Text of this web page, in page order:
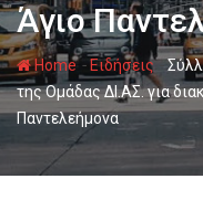
Άγιο
Home-Ειδήσεις-
της Ομάδας ΔΙ.ΑΣ. για
Παντελεήμονα